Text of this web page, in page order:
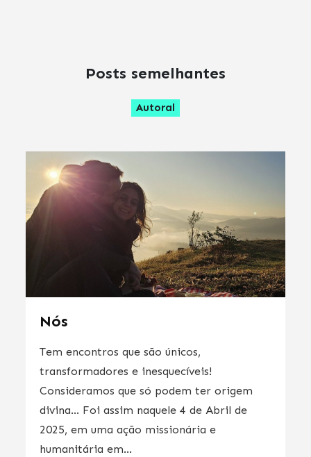
Posts semelhantes
Autoral
Nós
Tem encontros que são únicos,
transformadores e inesquecíveis!
Consideramos que só podem ter origem
divina… Foi assim naquele 4 de Abril de
2025, em uma ação missionária e
humanitária em...